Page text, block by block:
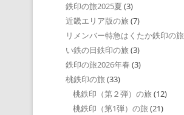
鉄印の旅2025夏 (3)
近畿エリア版の旅 (7)
リメンバー特急はくたか鉄印の旅
い鉄の日鉄印の旅 (3)
鉄印の旅2026年春 (3)
桃鉄印の旅 (33)
桃鉄印（第２弾）の旅 (12)
桃鉄印（第1弾）の旅 (21)